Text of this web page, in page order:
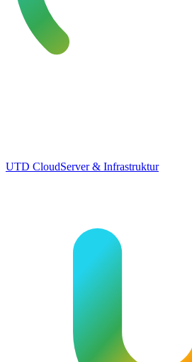
UTD CloudServer & Infrastruktur